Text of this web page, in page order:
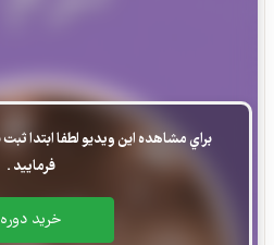
براي مشاهده اين ويديو لطفا ابتدا
فرماييد .
خريد دوره